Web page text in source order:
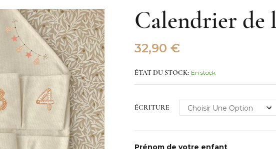
Calendrier de
32,90 €
ÉTAT DU STOCK: En stock
ÉCRITURE
Prénom de votre enfant